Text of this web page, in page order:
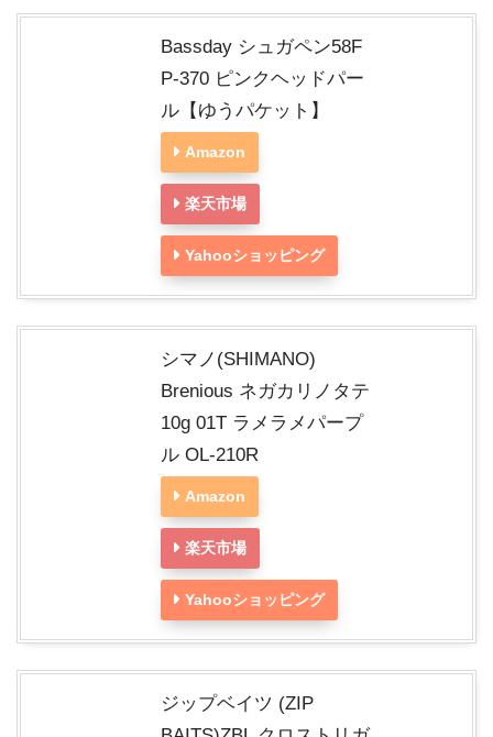
Bassday シュガペン58F
P-370 ピンクヘッドパー
ル【ゆうパケット】
Amazon
楽天市場
Yahooショッピング
シマノ(SHIMANO)
Brenious ネガカリノタテ
10g 01T ラメラメパープ
ル OL-210R
Amazon
楽天市場
Yahooショッピング
ジップベイツ (ZIP